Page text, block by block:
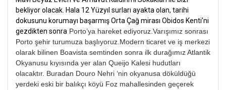
bekliyor olacak. Hala 12 Yüzyıl surları ayakta olan, tarihi
dokusunu korumayı başarmış Orta Çağ mirası Obidos Kenti’ni
gezdikten sonra Porto’ya hareket ediyoruz.Varışımız sonrası
Porto şehir turumuza başlıyoruz.Modern ticaret ve iş merkezi
olarak bilinen Boavista semtinden sonra ilk durağımız Atlantik
Okyanusu kıyısında yer alan Queijo Kalesi hudutları
olacaktır. Buradan Douro Nehri ‘nin okyanusa döküldüğü
yerdeki eski bir balıkçı köyü Foz mahallesinden geçerek